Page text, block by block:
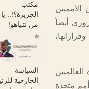
مكتب
الجزيرة؟!..
من نتنياهو!
السياسة
الخارجية
أيضاً
متحدة